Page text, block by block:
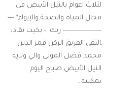
لثلاث اعوام بالنيل الأبيض في
مجال المياه والصحة والإيواء* ---
------------------- ربك :- بخيت بقادي ​
التقى الفريق الركن قمر الدين
محمد فضل المولى والي ولاية
النيل الأبيض صباح اليوم
بمكتبه…